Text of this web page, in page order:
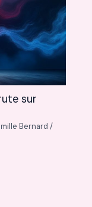
sur
Bernard/